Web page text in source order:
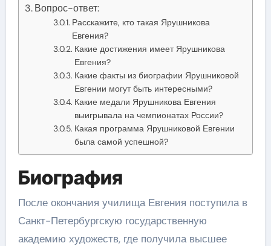
Вопрос-ответ:
Расскажите, кто такая Ярушникова
Евгения?
Какие достижения имеет Ярушникова
Евгения?
Какие факты из биографии Ярушниковой
Евгении могут быть интересными?
Какие медали Ярушникова Евгения
выигрывала на чемпионатах России?
Какая программа Ярушниковой Евгении
была самой успешной?
Биография
После окончания училища Евгения поступила в
Санкт-Петербургскую государственную
академию художеств, где получила высшее